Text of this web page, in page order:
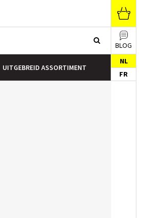
BLOG
UITGEBREID ASSORTIMENT
NL
FR